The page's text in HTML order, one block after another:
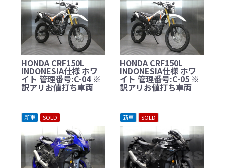
HONDA CRF150L
INDONESIA仕様 ホワ
イト 管理番号:C-04 ※
訳アリお値打ち車両
HONDA CRF150L
INDONESIA仕様 ホワ
イト 管理番号:C-05 ※
訳アリお値打ち車両
新車 SOLD 新車 SOLD